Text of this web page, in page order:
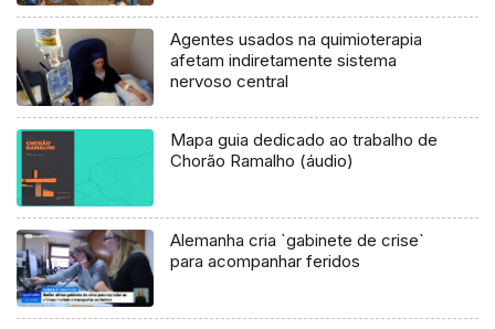
Agentes usados na quimioterapia
afetam indiretamente sistema
nervoso central
Mapa guia dedicado ao trabalho de
Chorão Ramalho (áudio)
Alemanha cria `gabinete de crise`
para acompanhar feridos